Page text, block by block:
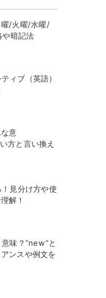
曜/火曜/水曜/
暗記法
ィブ（英語）
意
方と言い換え
！見分け方や使
解！
味？”new”と
ンスや例文を